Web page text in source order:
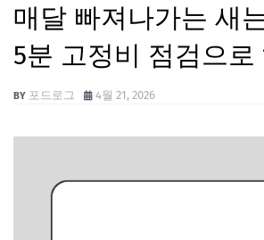
매달 빠져나가는 새
5분 고정비 점검으로
포드로그 4월 21, 2026